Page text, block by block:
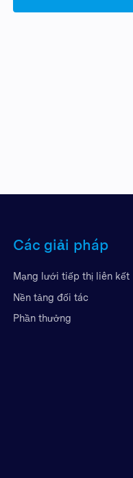
Các giải pháp
Mạng lưới tiếp thị liên kết
Nền tảng đối tác
Phần thưởng